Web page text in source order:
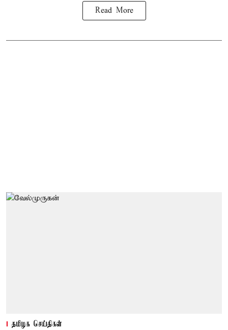
Read More
தமிழக செய்திகள்